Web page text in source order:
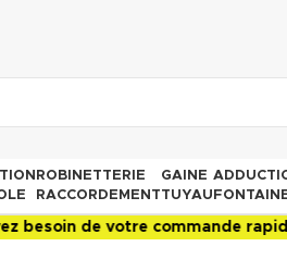
ROBINETTERIE
RACCORDEMENT
GAINE
TUYAU
commande rapidement,